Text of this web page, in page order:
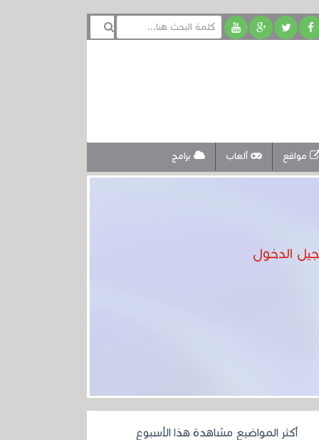
مواقع ألعاب برامج
أكثر المواضيع مشاهدة هذا الأسبوع